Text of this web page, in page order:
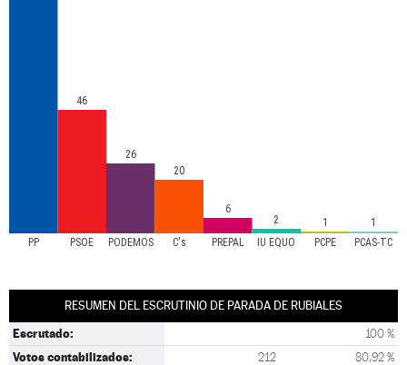
PP PSOE PODEMOS C's PREPAL IU EQUO PCPE PCAS-TC
46
26
20
6
2
1 1
RESUMEN DEL ESCRUTINIO DE PARADA DE RUBIALES
Escrutado: 100 %
Votos contabilizados: 212 80,92 %